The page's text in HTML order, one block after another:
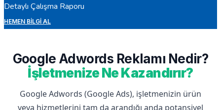
Detaylı Çalışma Raporu
HEMEN BILGI AL
Google Adwords Reklamı Nedir?
İşletmenize Ne Kazandırır?
Google Adwords (Google Ads), işletmenizin ürün
veya hizmetlerini tam da arandığı anda potansiyel